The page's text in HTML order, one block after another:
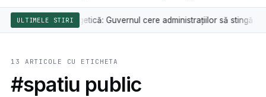
ULTIMELE STIRI
alertă energetică: Guvernul cere administrațiilor să stingă iluminatul
13 ARTICOLE CU ETICHETA
#spatiu public